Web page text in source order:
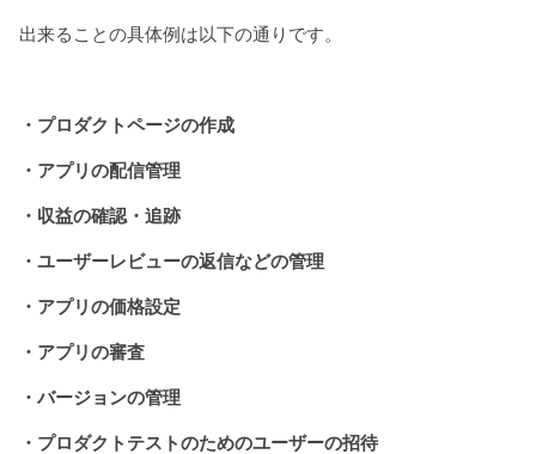
出来ることの具体例は以下の通りです。
・プロダクトページの作成
・アプリの配信管理
・収益の確認・追跡
・ユーザーレビューの返信などの管理
・アプリの価格設定
・アプリの審査
・バージョンの管理
・プロダクトテストのためのユーザーの招待